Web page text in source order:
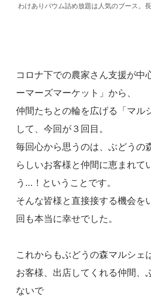
わけありバウム詰め放題は人気のブース。
コロナ下での農家さん支援が中
ーマーズマーケット」から、
仲間たちとの輪を広げる「マル
して、今回が３回目。
毎回心から思うのは、ぶどうの
らしいお客様と仲間に恵まれて
う…！ということです。
そんな皆様と直接接する機会を
回も本当に幸せでした。
これからもぶどうの森マルシェ
お客様、出店してくれる仲間、
ないで